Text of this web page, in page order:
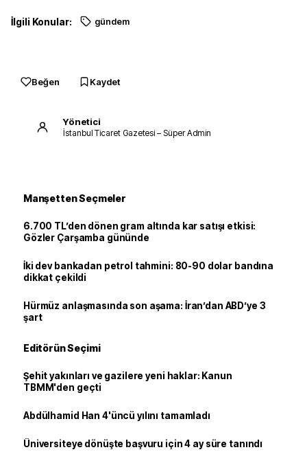
İlgili Konular: gündem
Beğen Kaydet
Yönetici
İstanbul Ticaret Gazetesi – Süper Admin
Manşetten Seçmeler
6.700 TL’den dönen gram altında kar satışı etkisi:
Gözler Çarşamba gününde
İki dev bankadan petrol tahmini: 80-90 dolar bandına
dikkat çekildi
Hürmüz anlaşmasında son aşama: İran’dan ABD’ye 3
şart
Editörün Seçimi
Şehit yakınları ve gazilere yeni haklar: Kanun
TBMM'den geçti
Abdülhamid Han 4'üncü yılını tamamladı
Üniversiteye dönüşte başvuru için 4 ay süre tanındı